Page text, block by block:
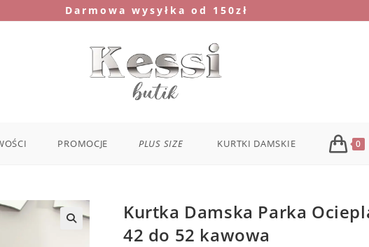
Darmowa wysyłka od 150zł
PROMOCJE PLUS SIZE KURTKI DAMSKIE 0
Kurtka Damska Parka
42 do 52 kawowa